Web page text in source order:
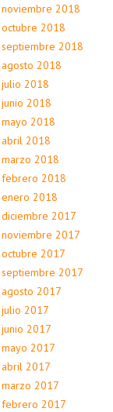
noviembre 2018
octubre 2018
septiembre 2018
agosto 2018
julio 2018
junio 2018
mayo 2018
abril 2018
marzo 2018
febrero 2018
enero 2018
diciembre 2017
noviembre 2017
octubre 2017
septiembre 2017
agosto 2017
julio 2017
junio 2017
mayo 2017
abril 2017
marzo 2017
febrero 2017